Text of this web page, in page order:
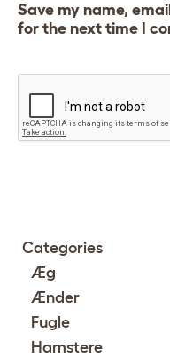
Save my name,
for the next time I
Categories
Æg
Ænder
Fugle
Hamstere